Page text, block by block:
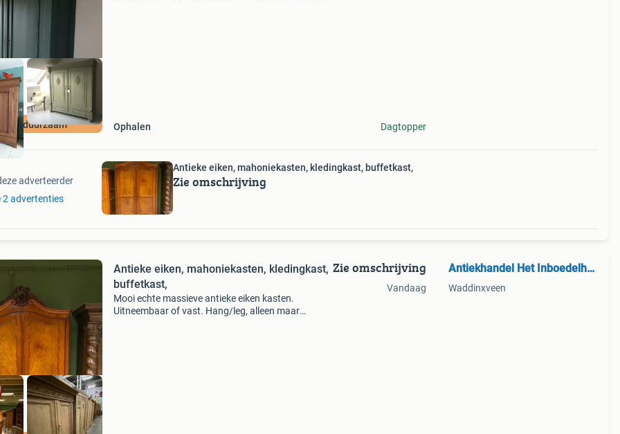
en duurzaam Ophalen Dagtopper
adverteerder
2 advertenties
Antieke eiken, mahoniekasten, kledingkast, buffetkast,
Zie omschrijving
Antieke eiken, mahoniekasten, kledingkast,
buffetkast,
Mooi echte massieve antieke eiken kasten.
Uitneembaar of vast. Hang/leg, alleen maar
Zie omschrijving
Vandaag
Antiekhandel Het Inboedelhuis
Waddinxveen